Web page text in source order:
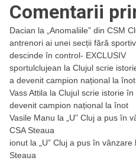
Comentarii
Dacian la
„Anomaliile” din CSM
antrenori ai unei secții fără
descinde în control- EXCLUSIV
sportulclujean la Clujul scrie
a devenit campion național la înot
Vass Attila la Clujul scrie istorie în
devenit campion național la înot
Vasile Manu la
„U” Cluj a pus în
CSA Steaua
ionut la
„U” Cluj a pus în
Steaua